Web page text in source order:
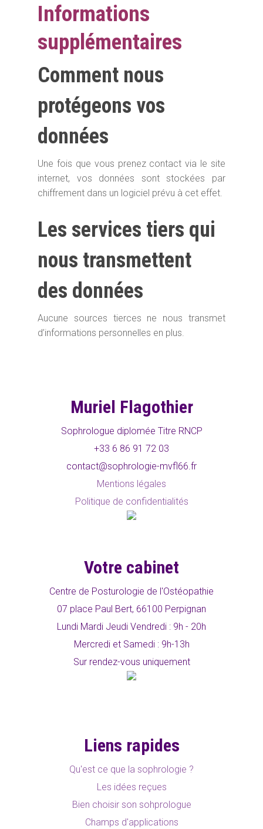
Informations
supplémentaires
Comment nous
protégeons vos
données
Une fois que vous prenez contact via le site
internet, vos données sont stockées par
chiffrement dans un logiciel prévu à cet effet.
Les services tiers qui
nous transmettent
des données
Aucune sources tierces ne nous transmet
d’informations personnelles en plus.
Muriel Flagothier
Sophrologue diplomée Titre RNCP
+33 6 86 91 72 03
contact@sophrologie-mvfl66.fr
Mentions légales
Politique de confidentialités
Votre cabinet
Centre de Posturologie de l'Ostéopathie
07 place Paul Bert, 66100 Perpignan
Lundi Mardi Jeudi Vendredi : 9h - 20h
Mercredi et Samedi : 9h-13h
Sur rendez-vous uniquement
Liens rapides
Qu'est ce que la sophrologie ?
Les idées reçues
Bien choisir son sohprologue
Champs d'applications